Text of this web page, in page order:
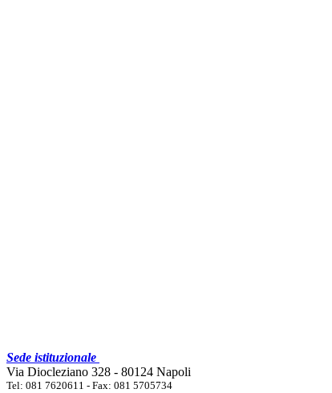
Sede istituzionale
Via Diocleziano 328 - 80124 Napoli
Tel: 081 7620611 - Fax: 081 5705734